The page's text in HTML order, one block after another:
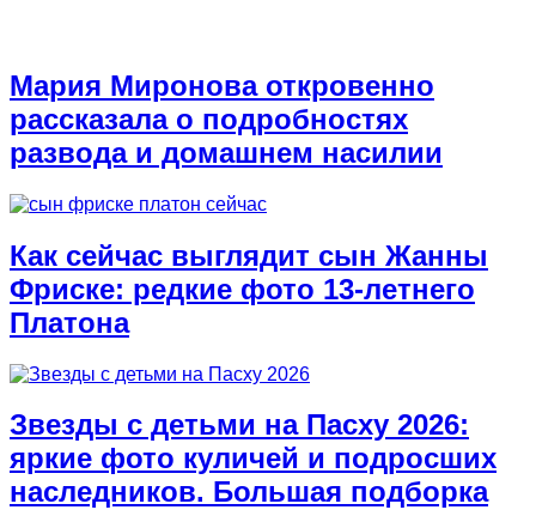
Мария Миронова откровенно
рассказала о подробностях
развода и домашнем насилии
Как сейчас выглядит сын Жанны
Фриске: редкие фото 13-летнего
Платона
Звезды с детьми на Пасху 2026:
яркие фото куличей и подросших
наследников. Большая подборка